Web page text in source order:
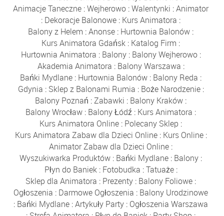
Animacje Taneczne :Wejherowo :Walentynki :Animator
: Dekoracje Balonowe : Kurs Animatora :
Balony z Helem :Anonse : Hurtownia Balonów :
Kurs Animatora Gdańsk : Katalog Firm :
Hurtownia Animatora : Balony: Balony Wejherowo:
Akademia Animatora : Balony Warszawa :
Bańki Mydlane : Hurtownia Balonów : Balony Reda :
Gdynia : Sklep z Balonami Rumia : Boże Narodzenie:
Balony Poznań :Zabawki : Balony Kraków :
Balony Wrocław : Balony Łódź : Kurs Animatora :
Kurs Animatora Online : Polecany Sklep :
Kurs Animatora Zabaw dla Dzieci Online: Kurs Online:
Animator Zabaw dla Dzieci Online :
Wyszukiwarka Produktów : Bańki Mydlane : Balony :
Płyn do Baniek: Fotobudka :Tatuaże:
Sklep dla Animatora : Prezenty : Balony Foliowe :
Ogłoszenia : Darmowe Ogłoszenia : Balony Urodzinowe
: Bańki Mydlane :Artykuły Party : Ogłoszenia Warszawa